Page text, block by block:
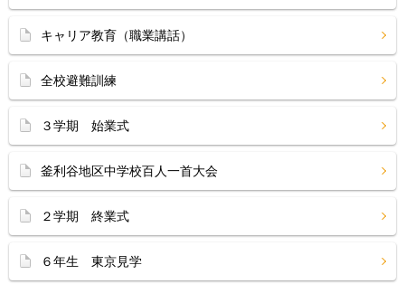
キャリア教育（職業講話）
全校避難訓練
３学期 始業式
釜利谷地区中学校百人一首大会
２学期 終業式
６年生 東京見学